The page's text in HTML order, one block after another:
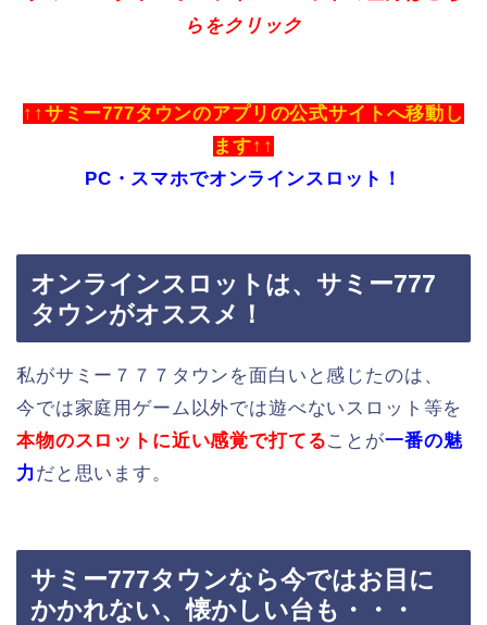
らをクリック
↑↑サミー777タウンのアプリの公式サイトへ移動し
ます↑↑
PC・スマホでオンラインスロット！
オンラインスロットは、サミー777
タウンがオススメ！
私がサミー７７７タウンを面白いと感じたのは、
今では家庭用ゲーム以外では遊べないスロット等を
本物のスロットに近い感覚で打てることが一番の魅
力だと思います。
サミー777タウンなら今ではお目に
かかれない、懐かしい台も・・・